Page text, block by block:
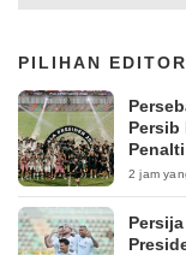
PILIHAN EDITOR
Persib
Penalti
2 jam